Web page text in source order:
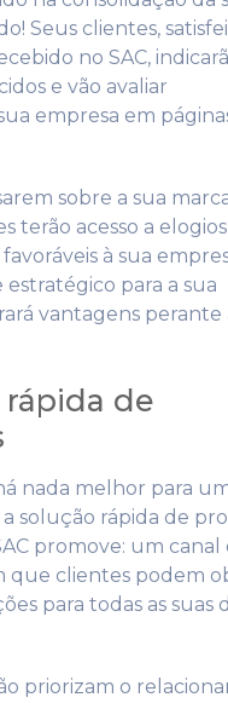
Seus clientes,
no SAC,
e vão avaliar
empresa em
sobre a sua
terão acesso a
à sua
para a sua
vantagens perante
rápida de
nada melhor para
solução rápida de
promove: um canal
que clientes podem
para todas as suas
priorizam o